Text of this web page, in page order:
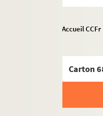
Accueil CCFr
Carton